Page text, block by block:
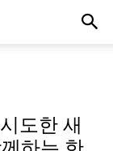
도한 새